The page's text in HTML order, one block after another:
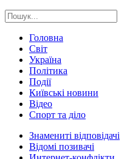
Головна
Світ
Україна
Політика
Події
Київські новини
Відео
Спорт та діло
Знамениті відповідачі
Відомі позивачі